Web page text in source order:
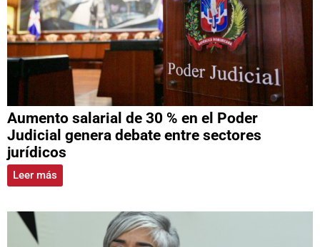
Aumento salarial de 30 % en el Poder
Judicial genera debate entre sectores
jurídicos
Leer más